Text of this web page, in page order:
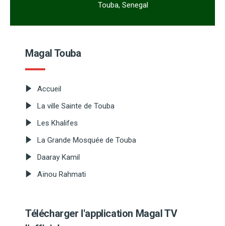
Touba, Senegal
Magal Touba
Accueil
La ville Sainte de Touba
Les Khalifes
La Grande Mosquée de Touba
Daaray Kamil
Aïnou Rahmati
Télécharger l'application Magal TV